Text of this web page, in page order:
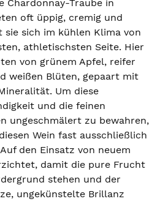
Chardonnay-Traube in
oft üppig, cremig und
sich im kühlen Klima von
athletischsten Seite. Hier
von grünem Apfel, reifer
weißen Blüten, gepaart mit
Um diese
und die feinen
ungeschmälert zu bewahren,
Wein fast ausschließlich
den Einsatz von neuem
damit die pure Frucht
stehen und der
ungekünstelte Brillanz